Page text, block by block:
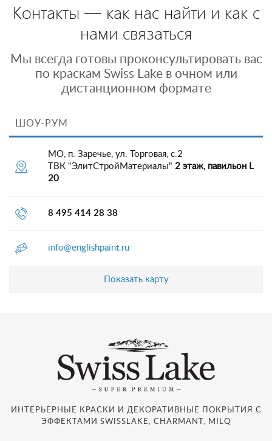
Контакты — как нас найти и как с
нами связаться
Мы всегда готовы проконсультировать вас
по краскам Swiss Lake в очном или
дистанционном формате
ШОУ-РУМ
МО, п. Заречье, ул. Торговая, с.2
ТВК "ЭлитСтройМатериалы" 2 этаж, павильон L
20
8 495 414 28 38
info@englishpaint.ru
Показать карту
ИНТЕРЬЕРНЫЕ КРАСКИ И ДЕКОРАТИВНЫЕ ПОКРЫТИЯ С
ЭФФЕКТАМИ SWISSLAKE, CHARMANT, MILQ